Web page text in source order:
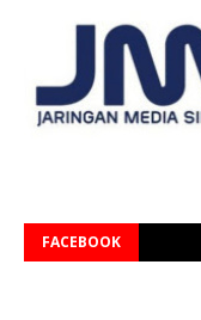
FACEBOOK